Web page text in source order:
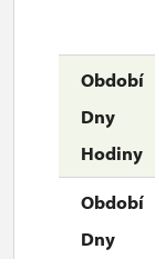
10:00-
się o
się o